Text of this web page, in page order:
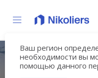
Ваш регион
необходимости вы
помощью данного
ЖК